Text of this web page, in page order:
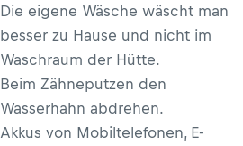
Die eigene Wäsche wäscht man
besser zu Hause und nicht im
Waschraum der Hütte.
Beim Zähneputzen den
Wasserhahn abdrehen.
Akkus von Mobiltelefonen, E-